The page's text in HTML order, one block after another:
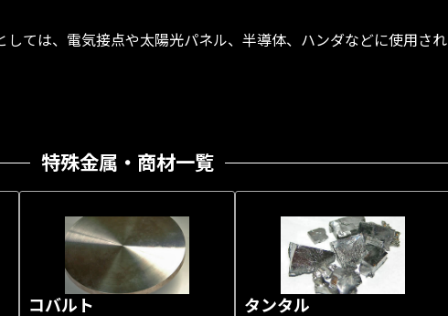
しては、電気接点や太陽光パネル、半導体、ハンダなどに使用され
特殊金属・商材一覧
コバルト
タンタル